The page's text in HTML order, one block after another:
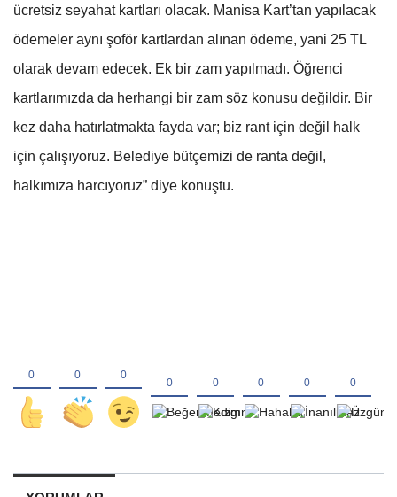
ücretsiz seyahat kartları olacak. Manisa Kart’tan yapılacak
ödemeler aynı şoför kartlardan alınan ödeme, yani 25 TL
olarak devam edecek. Ek bir zam yapılmadı. Öğrenci
kartlarımızda da herhangi bir zam söz konusu değildir. Bir
kez daha hatırlatmakta fayda var; biz rant için değil halk
için çalışıyoruz. Belediye bütçemizi de ranta değil,
halkımıza harcıyoruz” diye konuştu.